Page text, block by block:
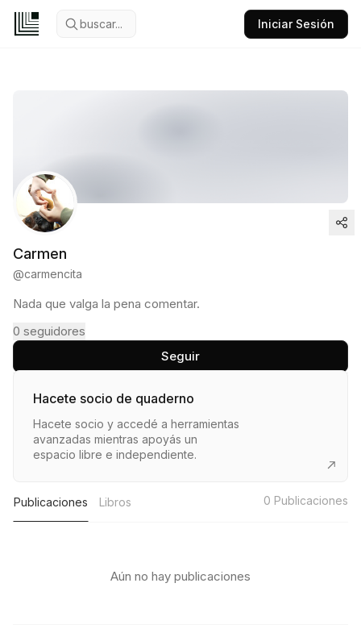
buscar... Iniciar Sesión
Carmen
@carmencita
Nada que valga la pena comentar.
0 seguidores
Seguir
Hacete socio de quaderno
Hacete socio y accedé a herramientas
avanzadas mientras apoyás un
espacio libre e independiente.
Publicaciones Libros 0 Publicaciones
Aún no hay publicaciones